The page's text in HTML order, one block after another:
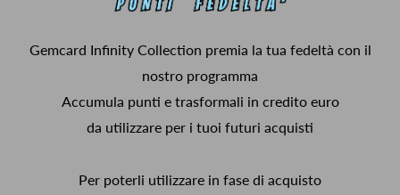
Gemcard Infinity Collection premia la tua fedeltà con il
nostro programma
Accumula punti e trasformali in credito euro
da utilizzare per i tuoi futuri acquisti
Per poterli utilizzare in fase di acquisto